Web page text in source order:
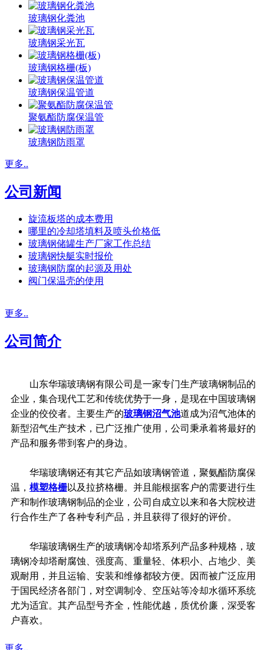
玻璃钢化粪池
玻璃钢采光瓦
玻璃钢格栅(板)
玻璃钢保温管道
聚氨酯防腐保温管
玻璃钢防雨罩
更多..
公司新闻
旋流板塔的成本费用
哪里的冷却塔填料及喷头价格低
玻璃钢储罐生产厂家工作总结
玻璃钢快艇实时报价
玻璃钢防腐的起源及用处
阀门保温壳的使用
更多..
公司简介
山东华瑞玻璃钢有限公司是一家专门生产玻璃钢制品的
企业，集合现代工艺和传统优势于一身，是现在中国玻璃钢
企业的佼佼者。主要生产的玻璃钢沼气池道成为沼气池体的
新型沼气生产技术，已广泛推广使用，公司秉承着将最好的
产品和服务带到客户的身边。
华瑞玻璃钢还有其它产品如玻璃钢管道，聚氨酯防腐保
温， 模塑格栅以及拉挤格栅。并且能根据客户的需要进行生
产和制作玻璃钢制品的企业，公司自成立以来和各大院校进
行合作生产了各种专利产品，并且获得了很好的评价。
华瑞玻璃钢生产的玻璃钢冷却塔系列产品多种规格，玻
璃钢冷却塔耐腐蚀、强度高、重量轻、体积小、占地少、美
观耐用，并且运输、安装和维修都较方便。因而被广泛应用
于国民经济各部门，对空调制冷、空压站等冷却水循环系统
尤为适宜。其产品型号齐全，性能优越，质优价廉，深受客
户喜欢。